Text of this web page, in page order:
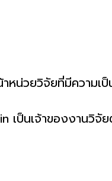
วยวิจัยที่มีความเป็
ป็นเจ้าของงานวิจั